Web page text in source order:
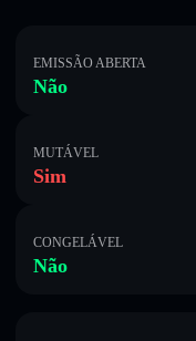
EMISSÃO ABERTA
Não
MUTÁVEL
Sim
CONGELÁVEL
Não